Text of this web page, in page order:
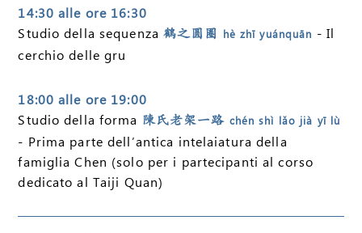
14:30 alle ore 16:30
Studio della sequenza鶴之圆圈 hè zhī yuánquān - Il
cerchio delle gru
18:00 alle ore 19:00
Studio della forma 陳氏老架一路 chén shì lǎo jià yī lù
- Prima parte dell’antica intelaiatura della
famiglia Chen (solo per i partecipanti al corso
dedicato al Taiji Quan)